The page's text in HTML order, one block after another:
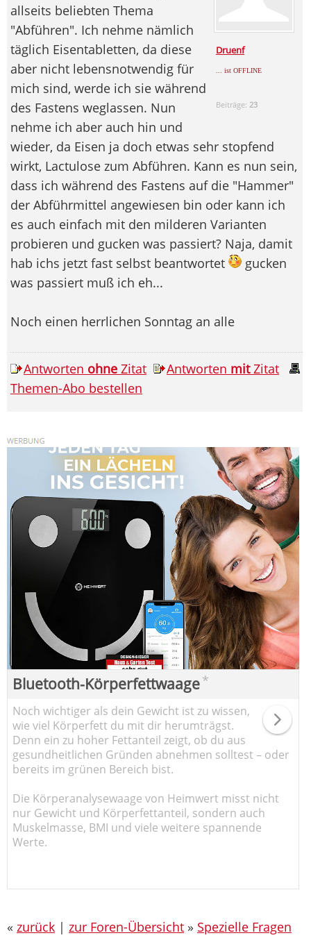
Druenf
... ist OFFLINE
Beiträge: 23
allseits beliebten Thema
"Abführen". Ich nehme nämlich
täglich Eisentabletten, da diese
aber nicht lebensnotwendig für
mich sind, werde ich sie während
des Fastens weglassen. Nun
nehme ich aber auch hin und
wieder, da Eisen ja doch etwas sehr stopfend
wirkt, Lactulose zum Abführen. Kann es nun sein,
dass ich während des Fastens auf die "Hammer"
der Abführmittel angewiesen bin oder kann ich
es auch einfach mit den milderen Varianten
probieren und gucken was passiert? Naja, damit
hab ichs jetzt fast selbst beantwortet
gucken
was passiert muß ich eh...
Noch einen herrlichen Sonntag an alle
Antworten ohne Zitat Antworten mitZitat
Themen-Abo bestellen
Bluetooth-Körperfettwaage*
Noch wichtiger als dein Gewicht ist zu wissen,
wie viel Körperfett du mit dir herumträgst.
Denn ein zu hoher Fettanteil zeigt, ob du aus
gesundheitlichen Gründen abnehmen solltest – oder
bereits im grünen Bereich bist.
Die Körperanalysewaage von Heimwert misst nicht
nur Gewicht und Körperfettanteil, sondern auch
Muskelmasse, BMI und viele weitere spannende
Werte.
« zurück | zur Foren-Übersicht » Spezielle Fragen